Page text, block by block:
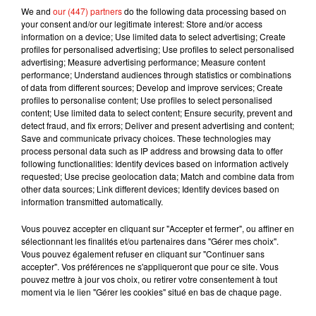
déplacement.
La remise des prix est programmée ce dimanche.
Musique
7 août 2026
Julien Lieb s’essaye à la vie de chatelain
dans son nouveau clip
7 août 2026
Madonna sort enfin le remix de « Love
Sensation » avec Kylie Minogue
We and our (447) partnersdo the following data processing based on
your consent and/or our legitimate interest: Store and/or access
information on a device; Use limited data to select advertising; Create
profiles for personalised advertising; Use profiles to select personalised
advertising; Measure advertising performance; Measure content
performance; Understand audiences through statistics or combinations
of data from different sources; Develop and improve services; Create
profiles to personalise content; Use profiles to select personalised
content; Use limited data to select content; Ensure security, prevent and
detect fraud, and fix errors; Deliver and present advertising and content;
Save and communicate privacy choices. These technologies may
process personal data such as IP address and browsing data to offer
following functionalities: Identify devices based on information actively
requested; Use precise geolocation data; Match and combine data from
other data sources; Link different devices; Identify devices based on
information transmitted automatically.
Vous pouvez accepter en cliquant sur "Accepter et fermer", ou affiner en
sélectionnant les finalités et/ou partenaires dans "Gérer mes choix".
Vous pouvez également refuser en cliquant sur "Continuer sans
accepter". Vos préférences ne s'appliqueront que pour ce site. Vous
pouvez mettre à jour vos choix, ou retirer votre consentement à tout
moment via le lien "Gérer les cookies" situé en bas de chaque page.